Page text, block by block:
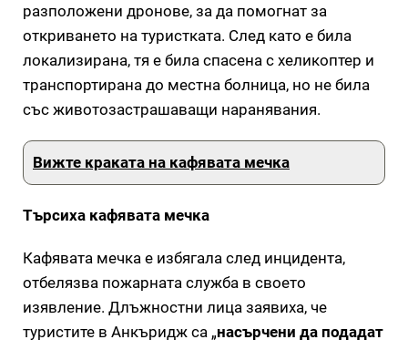
разположени дронове, за да помогнат за
откриването на туристката. След като е била
локализирана, тя е била спасена с хеликоптер и
транспортирана до местна болница, но не била
със животозастрашаващи наранявания.
Вижте краката на кафявата мечка
Търсиха кафявата мечка
Кафявата мечка е избягала след инцидента,
отбелязва пожарната служба в своето
изявление. Длъжностни лица заявиха, че
туристите в Анкъридж са „насърчени да подадат